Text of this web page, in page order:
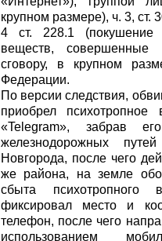
крупном размере), ч. 3, ст.
4 ст. 228.1 (покушение
веществ, совершенные
сговору, в крупном
Федерации.
По версии следствия,
приобрел
«Telegram», забрав
железнодорожных
Новгорода, после чего
же района, на земле
сбыта психотропного
фиксировал место и
телефон, после чего
использованием